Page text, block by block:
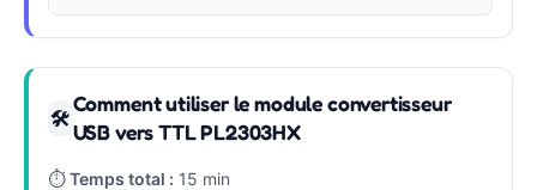
🛠
Comment utiliser le module convertisseur
USB vers TTL PL2303HX
⏱Temps total : 15 min